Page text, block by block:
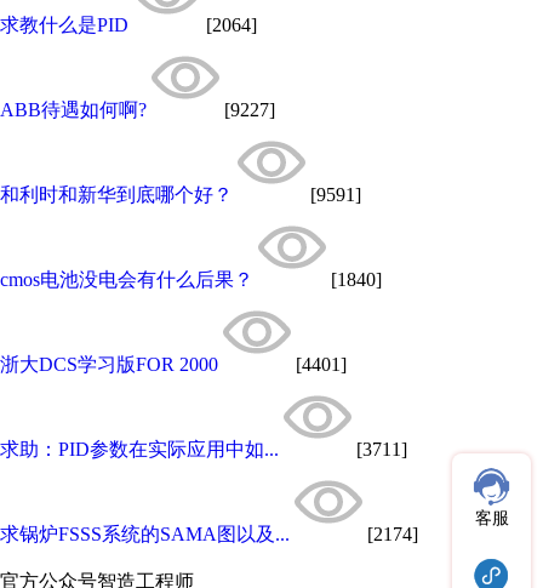
求教什么是PID [2064]
ABB待遇如何啊? [9227]
和利时和新华到底哪个好？ [9591]
cmos电池没电会有什么后果？ [1840]
浙大DCS学习版FOR 2000 [4401]
求助：PID参数在实际应用中如... [3711]
求锅炉FSSS系统的SAMA图以及... [2174]
官方公众号智造工程师
客服